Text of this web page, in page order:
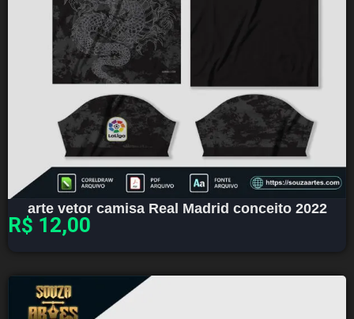
arte vetor camisa Real Madrid conceito 2022
R$ 12,00